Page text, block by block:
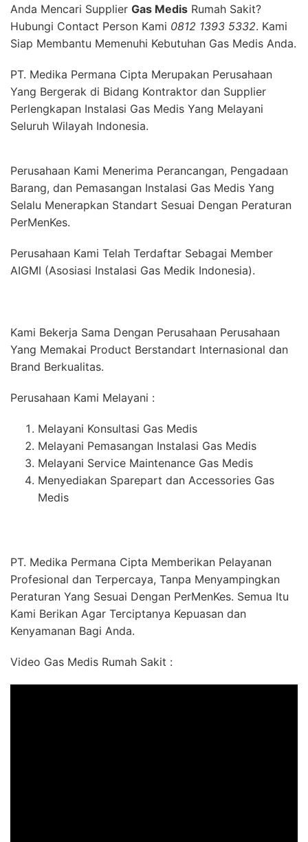
Anda Mencari Supplier Gas Medis Rumah Sakit?
Hubungi Contact Person Kami 0812 1393 5332. Kami
Siap Membantu Memenuhi Kebutuhan Gas Medis Anda.
PT. Medika Permana Cipta Merupakan Perusahaan
Yang Bergerak di Bidang Kontraktor dan Supplier
Perlengkapan Instalasi Gas Medis Yang Melayani
Seluruh Wilayah Indonesia.
Perusahaan Kami Menerima Perancangan, Pengadaan
Barang, dan Pemasangan Instalasi Gas Medis Yang
Selalu Menerapkan Standart Sesuai Dengan Peraturan
PerMenKes.
Perusahaan Kami Telah Terdaftar Sebagai Member
AIGMI (Asosiasi Instalasi Gas Medik Indonesia).
Kami Bekerja Sama Dengan Perusahaan Perusahaan
Yang Memakai Product Berstandart Internasional dan
Brand Berkualitas.
Perusahaan Kami Melayani :
Melayani Konsultasi Gas Medis
Melayani Pemasangan Instalasi Gas Medis
Melayani Service Maintenance Gas Medis
Menyediakan Sparepart dan Accessories Gas
Medis
PT. Medika Permana Cipta Memberikan Pelayanan
Profesional dan Terpercaya, Tanpa Menyampingkan
Peraturan Yang Sesuai Dengan PerMenKes. Semua Itu
Kami Berikan Agar Terciptanya Kepuasan dan
Kenyamanan Bagi Anda.
Video Gas Medis Rumah Sakit :